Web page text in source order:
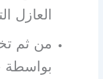
العازل
من ثم
بواسطة